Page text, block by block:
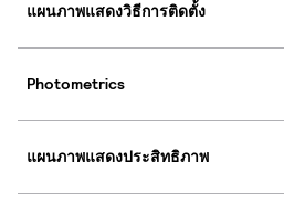
แผนภาพแสดงวิธีการติดตั้ง
Photometrics
แผนภาพแสดงประสิทธิภาพ